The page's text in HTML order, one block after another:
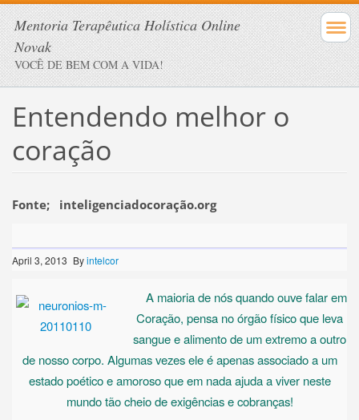
Mentoria Terapêutica Holística Online
Novak
VOCÊ DE BEM COM A VIDA!
Entendendo melhor o
coração
Fonte; inteligenciadocoração.org
April 3, 2013 Byintelcor
A maioria de nós quando ouve falar em
Coração, pensa no órgão físico que leva
sangue e alimento de um extremo a outro
de nosso corpo. Algumas vezes ele é apenas associado a um
estado poético e amoroso que em nada ajuda a viver neste
mundo tão cheio de exigências e cobranças!